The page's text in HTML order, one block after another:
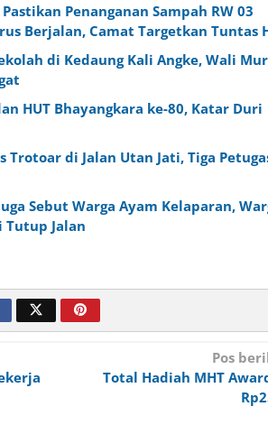
Penanganan Sampah RW 03
Berjalan, Camat Targetkan Tuntas
di Kedaung Kali Angke, Wali
HUT Bhayangkara ke-80, Katar Duri
di Jalan Utan Jati, Tiga
Sebut Warga Ayam Kelaparan,
Tutup Jalan
Pos
Total Hadiah MHT